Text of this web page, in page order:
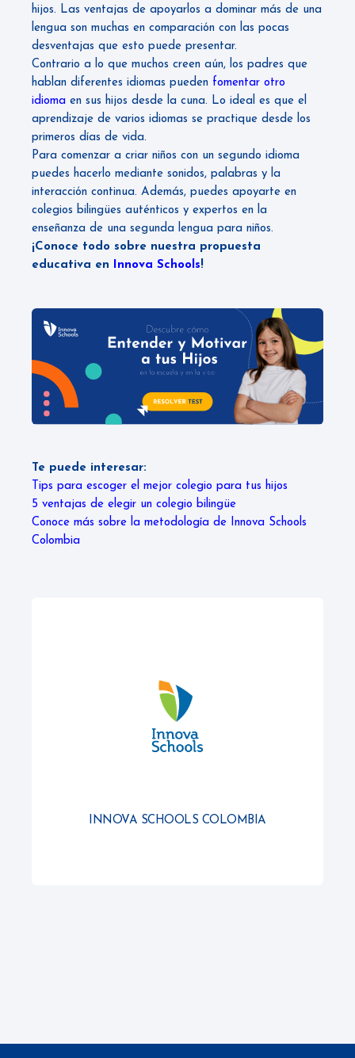
hijos. Las ventajas de apoyarlos a dominar más de una
lengua son muchas en comparación con las pocas
desventajas que esto puede presentar.
Contrario a lo que muchos creen aún, los padres que
hablan diferentes idiomas pueden fomentar otro
idioma en sus hijos desde la cuna. Lo ideal es que el
aprendizaje de varios idiomas se practique desde los
primeros días de vida.
Para comenzar a criar niños con un segundo idioma
puedes hacerlo mediante sonidos, palabras y la
interacción continua. Además, puedes apoyarte en
colegios bilingües auténticos y expertos en la
enseñanza de una segunda lengua para niños.
¡Conoce todo sobre nuestra propuesta
educativa en Innova Schools!
Te puede interesar:
Tips para escoger el mejor colegio para tus hijos
5 ventajas de elegir un colegio bilingüe
Conoce más sobre la metodología de Innova Schools
Colombia
INNOVA SCHOOLS COLOMBIA